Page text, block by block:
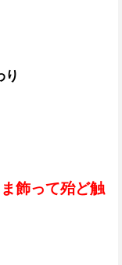
り
飾って殆ど触